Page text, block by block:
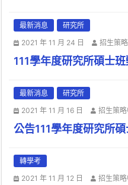
最新消息
研究所
2021 年 11 月 24 日
招生策
111學年度研究所碩士
最新消息
研究所
2021 年 11 月 16 日
招生策
公告111學年度研究所
轉學考
2021 年 11 月 12 日
招生策